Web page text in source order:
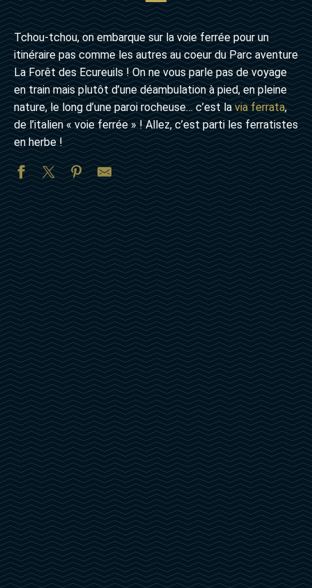
Tchou-tchou, on embarque sur la voie ferrée pour un
itinéraire pas comme les autres au coeur du Parc aventure
La Forêt des Ecureuils ! On ne vous parle pas de voyage
en train mais plutôt d’une déambulation à pied, en pleine
nature, le long d’une paroi rocheuse… c’est lavia ferrata,
de l’italien « voie ferrée » ! Allez, c’est parti les ferratistes
en herbe !